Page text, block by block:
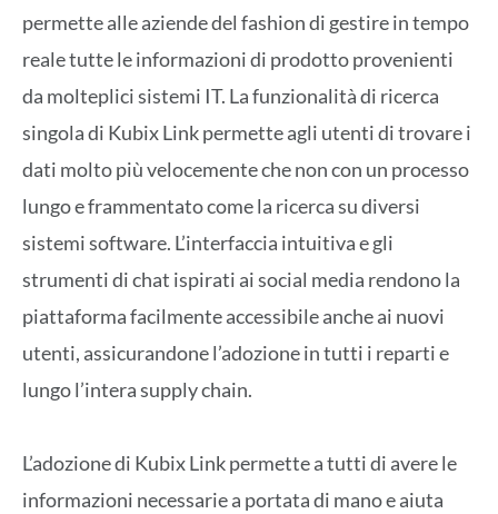
permette alle aziende del fashion di gestire in tempo
reale tutte le informazioni di prodotto provenienti
da molteplici sistemi IT. La funzionalità di ricerca
singola di Kubix Link permette agli utenti di trovare i
dati molto più velocemente che non con un processo
lungo e frammentato come la ricerca su diversi
sistemi software. L’interfaccia intuitiva e gli
strumenti di chat ispirati ai social media rendono la
piattaforma facilmente accessibile anche ai nuovi
utenti, assicurandone l’adozione in tutti i reparti e
lungo l’intera supply chain.
L’adozione di Kubix Link permette a tutti di avere le
informazioni necessarie a portata di mano e aiuta